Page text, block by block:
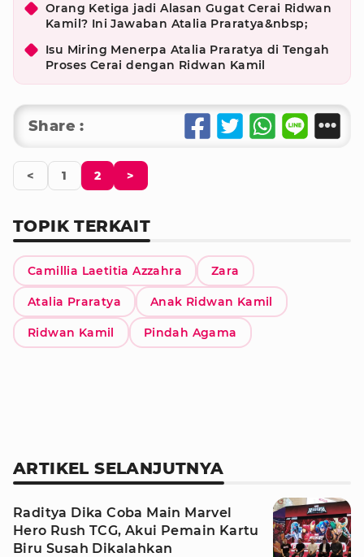
Orang Ketiga jadi Alasan Gugat Cerai Ridwan
Kamil? Ini Jawaban Atalia Praratya&nbsp;
Isu Miring Menerpa Atalia Praratya di Tengah
Proses Cerai dengan Ridwan Kamil
Share :
< 1 2 >
TOPIK TERKAIT
Camillia Laetitia Azzahra Zara
Atalia Praratya Anak Ridwan Kamil
Ridwan Kamil Pindah Agama
ARTIKEL SELANJUTNYA
Raditya Dika Coba Main Marvel
Hero Rush TCG, Akui Pemain Kartu
Biru Susah Dikalahkan